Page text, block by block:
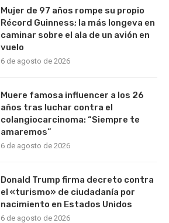
Mujer de 97 años rompe su propio
Récord Guinness; la más longeva en
caminar sobre el ala de un avión en
vuelo
6 de agosto de 2026
Muere famosa influencer a los 26
años tras luchar contra el
colangiocarcinoma: “Siempre te
amaremos”
6 de agosto de 2026
Donald Trump firma decreto contra
el «turismo» de ciudadanía por
nacimiento en Estados Unidos
6 de agosto de 2026